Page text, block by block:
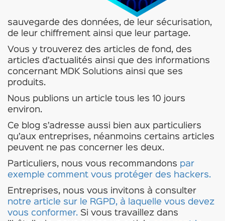
sauvegarde des données, de leur sécurisation,
de leur chiffrement ainsi que leur partage.
Vous y trouverez des articles de fond, des
articles d’actualités ainsi que des informations
concernant MDK Solutions ainsi que ses
produits.
Nous publions un article tous les 10 jours
environ.
Ce blog s’adresse aussi bien aux particuliers
qu’aux entreprises, néanmoins certains articles
peuvent ne pas concerner les deux.
Particuliers, nous vous recommandons par
exemple comment vous protéger des hackers.
Entreprises, nous vous invitons à consulter
notre article sur le RGPD, à laquelle vous devez
vous conformer. Si vous travaillez dans